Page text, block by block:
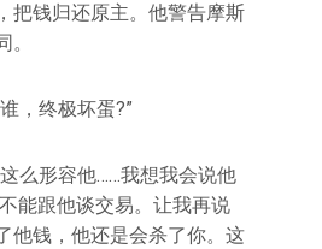
把钱归还原主。他警告摩斯
，终极坏蛋?”
么形容他……我想我会说他
能跟他谈交易。让我再说
他钱，他还是会杀了你。这